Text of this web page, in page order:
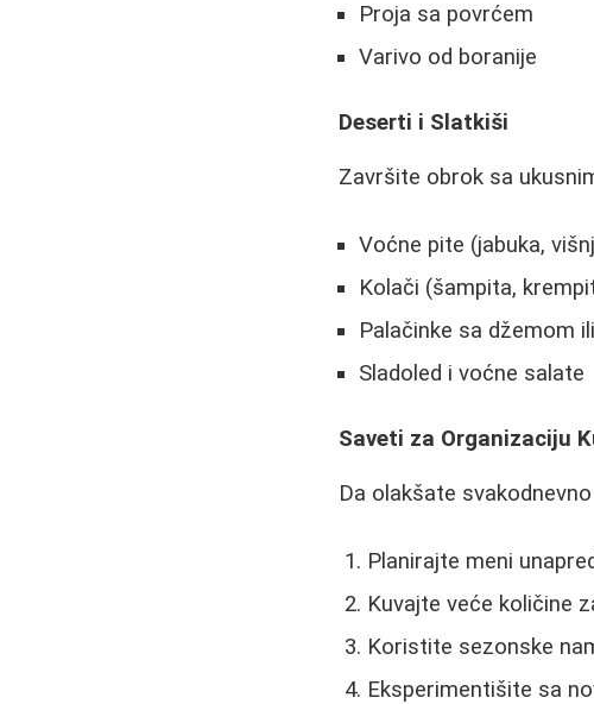
Proja sa povrćem
Varivo od boranije
Deserti i Slatkiši
Završite obrok sa
Voćne pite (jabuka,
Kolači (šampita,
Palačinke sa džemom
Sladoled i voćne salate
Saveti za Organizaciju
Da olakšate
Planirajte meni
Kuvajte veće količine
Koristite sezonske
Eksperimentišite sa